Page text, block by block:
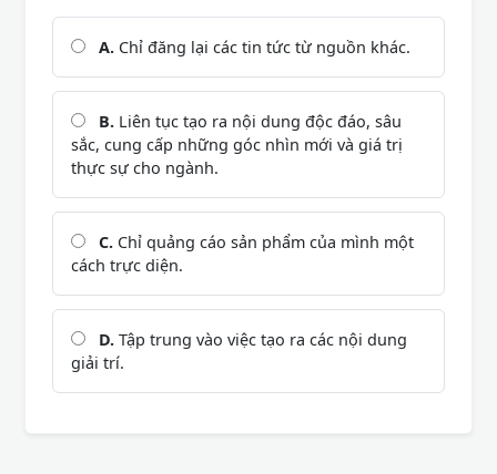
A. Chỉ đăng lại các tin tức từ nguồn khác.
B. Liên tục tạo ra nội dung độc đáo, sâu
sắc, cung cấp những góc nhìn mới và giá trị
thực sự cho ngành.
C. Chỉ quảng cáo sản phẩm của mình một
cách trực diện.
D. Tập trung vào việc tạo ra các nội dung
giải trí.